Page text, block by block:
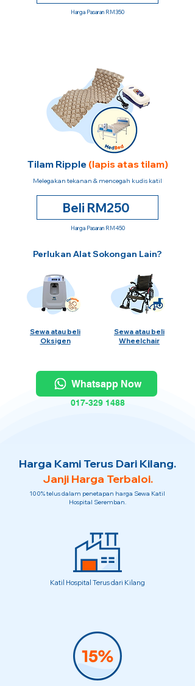
Harga Pasaran RM350
Tilam Ripple (lapis atas tilam)
Melegakan tekanan & mencegah kudis katil
Beli RM250
Harga Pasaran RM450
Perlukan Alat Sokongan Lain?
Sewa atau beli
Oksigen
Sewa atau beli
Wheelchair
Whatsapp Now
017-329 1488
Harga Kami Terus Dari Kilang.
Janji Harga Terbaloi.
100% telus dalam penetapan harga Sewa Katil
Hospital Seremban.
Katil Hospital Terus dari Kilang